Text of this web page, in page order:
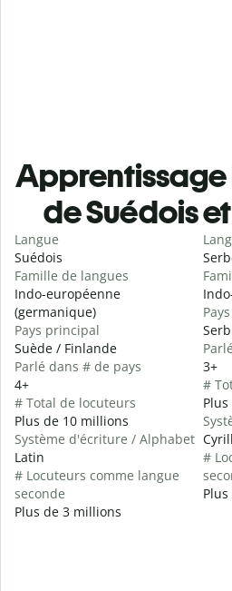
de Suédois
Langue
Suédois
Famille de langues
Indo-européenne
(germanique)
Pays principal
Suède / Finlande
Parlé dans # de pays
4+
# Total de locuteurs
Plus de 10 millions
Système d'écriture / Alphabet
Latin
# Locuteurs comme langue
seconde
Plus de 3 millions
3+
#
#